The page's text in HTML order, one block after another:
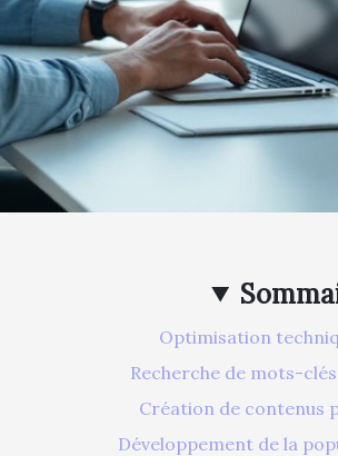
Optimisation
Recherche de mots-
Création de contenus
Développement de la